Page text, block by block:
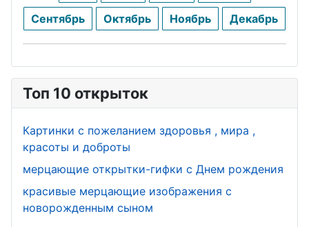
Сентябрь
Октябрь Ноябрь Декабрь
Топ 10 открыток
Картинки с пожеланием здоровья , мира ,
красоты и доброты
мерцающие открытки-гифки с Днем рождения
красивые мерцающие изображения с
новорожденным сыном